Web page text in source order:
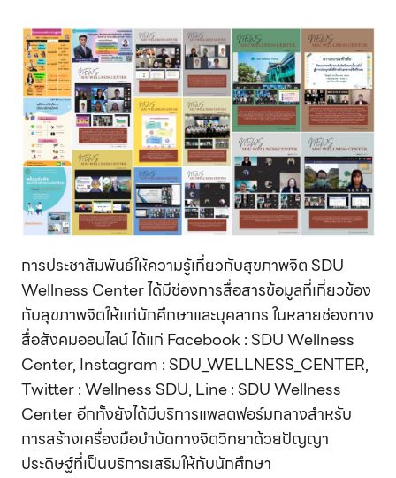
การประชาสัมพันธ์ให้ความรู้เกี่ยวกับสุขภาพจิต SDU
Wellness Center ได้มีช่องการสื่อสารข้อมูลที่เกี่ยวข้อง
กับสุขภาพจิตให้แก่นักศึกษาและบุคลากร ในหลายช่องทาง
สื่อสังคมออนไลน์ ได้แก่ Facebook : SDU Wellness
Center, Instagram : SDU_WELLNESS_CENTER,
Twitter : Wellness SDU, Line : SDU Wellness
Center อีกทั้งยังได้มีบริการแพลตฟอร์มกลางสำหรับ
การสร้างเครื่องมือบำบัดทางจิตวิทยาด้วยปัญญา
ประดิษฐ์ที่เป็นบริการเสริมให้กับนักศึกษา